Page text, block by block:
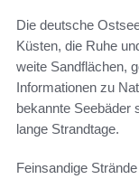
Die deutsche
Küsten, die Ruhe
weite Sandflächen,
Informationen zu
bekannte Seebäder
lange Strandtage.
Feinsandige